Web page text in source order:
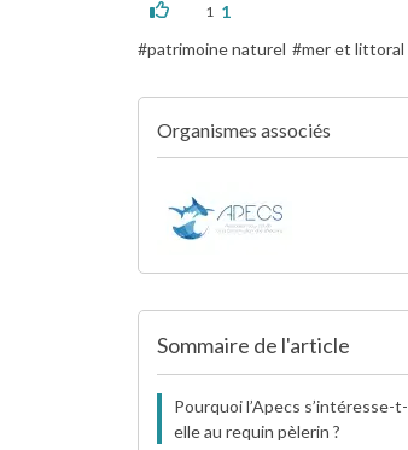
1 1
patrimoine naturel
mer et littoral
Organismes associés
Sommaire de l'article
Pourquoi l’Apecs s’intéresse-t-
elle au requin pèlerin ?